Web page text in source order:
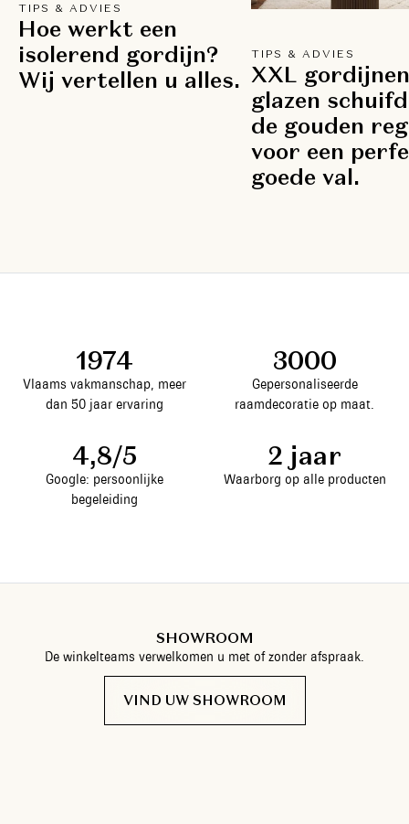
TIPS & ADVIES
Hoe werkt een
isolerend gordijn?
Wij vertellen u alles.
TIPS & ADVIES
XXL
glazen
de gouden
voor een
goede val.
1974
Vlaams vakmanschap, meer
dan 50 jaar ervaring
3000
Gepersonaliseerde
raamdecoratie op maat.
4,8/5
Google: persoonlijke
begeleiding
2 jaar
Waarborg op alle producten
SHOWROOM
De winkelteams verwelkomen u met of zonder afspraak.
VIND UW SHOWROOM